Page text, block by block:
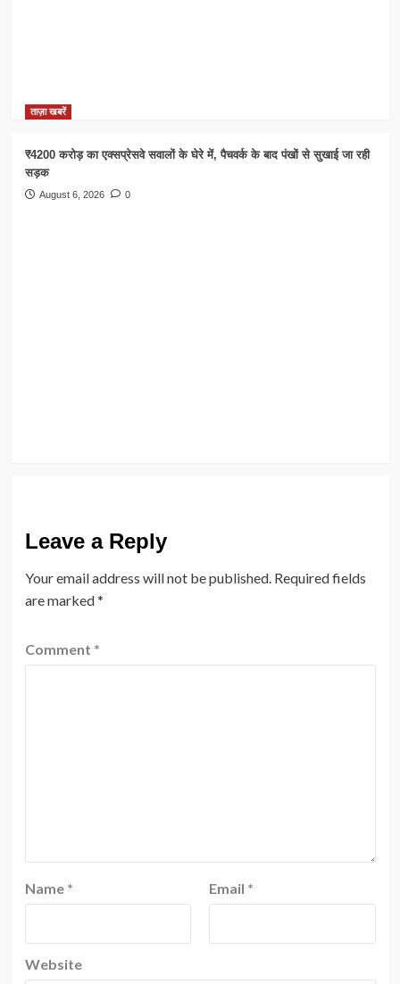
ताज़ा खबरें
₹4200 करोड़ का एक्सप्रेसवे सवालों के घेरे में, पैचवर्क के बाद पंखों से सुखाई जा रही
सड़क
August 6, 2026 0
Leave a Reply
Your email address will not be published. Required fields
are marked*
Comment *
Name * Email *
Website